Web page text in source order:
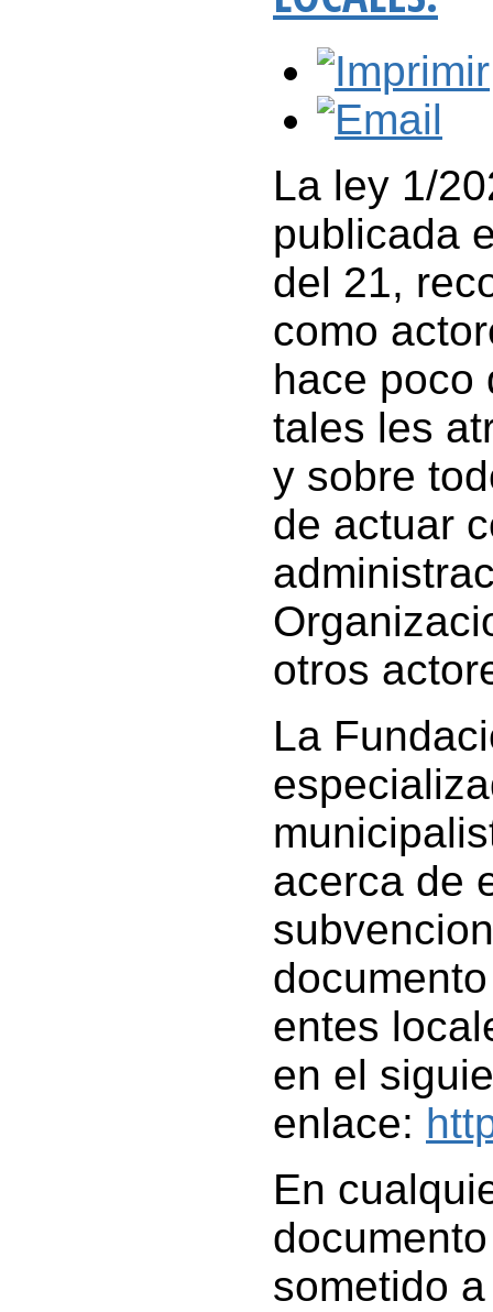
La ley 1/
publicada
del 21,
como
hace poco
tales les
y sobre
de actuar
otros
La
acerca de
entes
en el
enlace:
En
sometido